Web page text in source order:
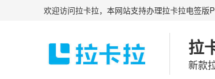
欢迎访问拉卡拉，本网站支持办理拉卡拉电签版
拉
新款